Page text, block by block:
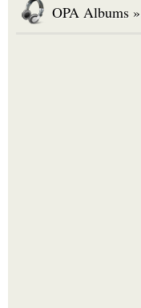
OPA Albums